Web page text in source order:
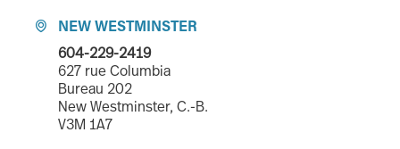

NEW WESTMINSTER
604-229-2419
627 rue Columbia
Bureau 202
New Westminster, C.-B.
V3M 1A7